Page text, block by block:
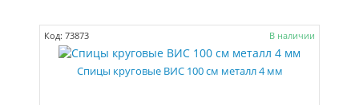
Код: 73873 В наличии
Спицы круговые ВИС 100 см металл 4 мм